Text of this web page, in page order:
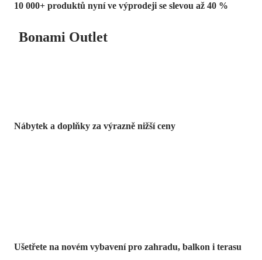
10 000+ produktů nyní ve výprodeji se slevou až 40 %
Bonami Outlet
Nábytek a doplňky za výrazně nižší ceny
Ušetřete na novém vybavení pro zahradu, balkon i terasu